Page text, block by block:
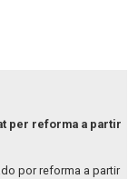
per reforma a partir
por reforma a partir